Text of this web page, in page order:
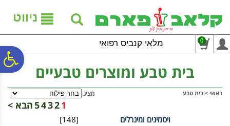
נגישות
אתר
המרכזי
ניווט
מלאי קנביס רפואי 0
בית טבע ומוצרים טבעיים
ראשי > בית טבע מציג
1
2
3
4
5הבא >
[148] ויטמינים ומינרלים